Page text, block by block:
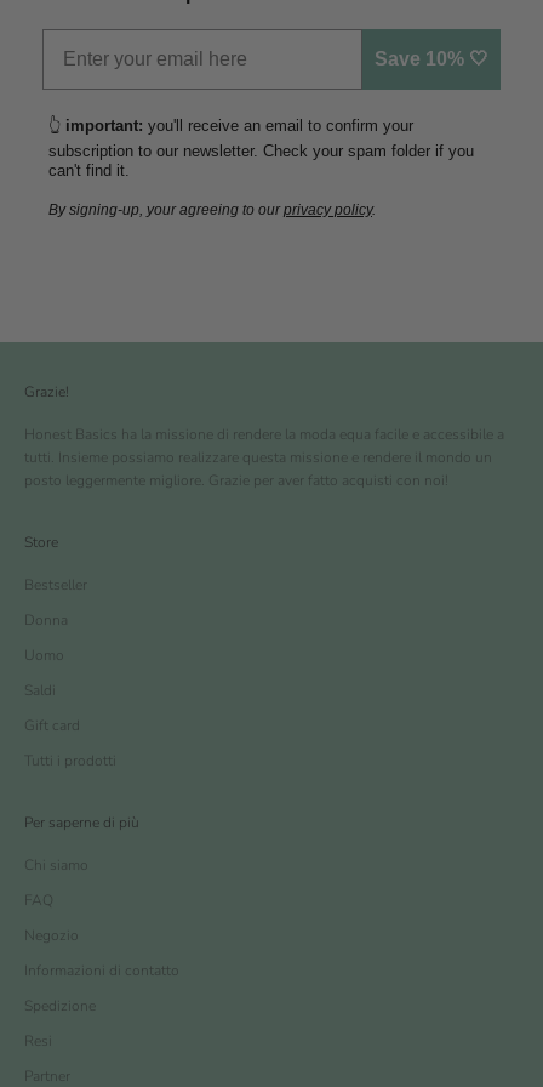
Save 10% 🤍
👆 important: you'll receive an email to confirm your
subscription to our newsletter. Check your spam folder if you
can't find it.
By signing-up, your agreeing to ourprivacy policy.
Grazie!
Honest Basics ha la missione di rendere la moda equa facile e accessibile a
tutti. Insieme possiamo realizzare questa missione e rendere il mondo un
posto leggermente migliore. Grazie per aver fatto acquisti con noi!
Store
Bestseller
Donna
Uomo
Saldi
Gift card
Tutti i prodotti
Per saperne di più
Chi siamo
FAQ
Negozio
Informazioni di contatto
Spedizione
Resi
Partner